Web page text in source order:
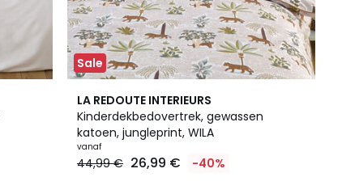
Sale
LA REDOUTE INTERIEURS
Kinderdekbedovertrek, gewassen
katoen, jungleprint, WILA
vanaf
44,99 € 26,99 € -40%